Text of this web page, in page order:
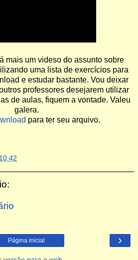
mais um videso do assunto sobre
uma lista de exercícios para
e estudar bastante. Vou deixar
professores desejarem utilizar
de aulas, fiquem a vontade. Valeu
galera.
para ter seu arquivo.
10:42
›
Página inicial